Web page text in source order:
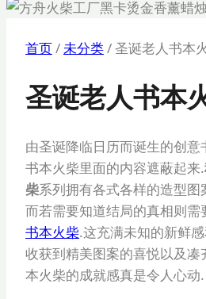
首页/未分类/圣诞老人书本
圣诞老人书本
由圣诞降临日历而诞生的创
书本火柴里面的内容遮蔽起来.
柴系列拥有各式各样的造型图
而若需要知道结局的真相则需
书本火柴.这充满未知的新鲜
收获到精美图案的喜悦以及凑
本火柴的成就感真是令人心动.